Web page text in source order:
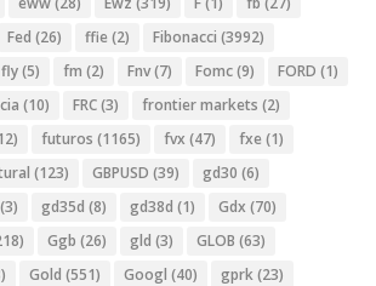
Fed (26) ffie (2) Fibonacci (3992)
fly(5) fm (2) Fnv(7) Fomc(9) FORD (1)
(10) FRC(3) frontier markets (2)
futuros (1165) fvx (47) fxe (1)
(123) GBPUSD (39) gd30 (6)
(3) gd35d (8) gd38d (1) Gdx (70)
Ggb (26) gld (3) GLOB (63)
Gold (551) Googl (40) gprk(23)